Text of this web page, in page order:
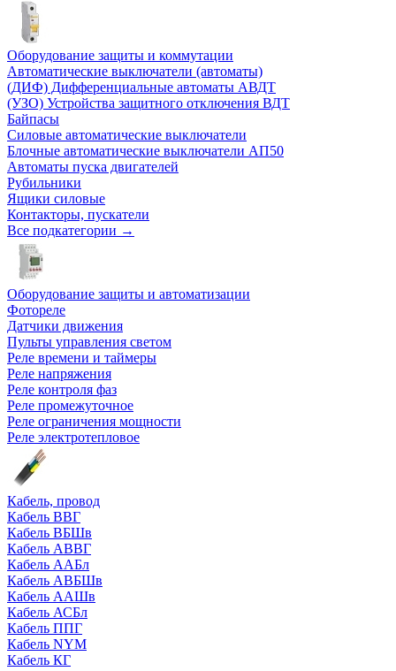
Оборудование защиты и коммутации
Автоматические выключатели (автоматы)
(ДИФ) Дифференциальные автоматы АВДТ
(УЗО) Устройства защитного отключения ВДТ
Байпасы
Силовые автоматические выключатели
Блочные автоматические выключатели АП50
Автоматы пуска двигателей
Рубильники
Ящики силовые
Контакторы, пускатели
Все подкатегории →
Оборудование защиты и автоматизации
Фотореле
Датчики движения
Пульты управления светом
Реле времени и таймеры
Реле напряжения
Реле контроля фаз
Реле промежуточное
Реле ограничения мощности
Реле электротепловое
Кабель, провод
Кабель ВВГ
Кабель ВБШв
Кабель АВВГ
Кабель ААБл
Кабель АВБШв
Кабель ААШв
Кабель АСБл
Кабель ППГ
Кабель NYM
Кабель КГ